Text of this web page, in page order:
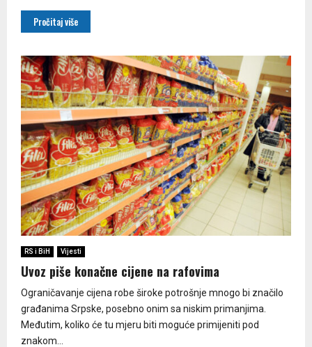
Pročitaj više
RS i BiH Vijesti
Uvoz piše konačne cijene na rafovima
Ograničavanje cijena robe široke potrošnje mnogo bi značilo
građanima Srpske, posebno onim sa niskim primanjima.
Međutim, koliko će tu mjeru biti moguće primijeniti pod
znakom...